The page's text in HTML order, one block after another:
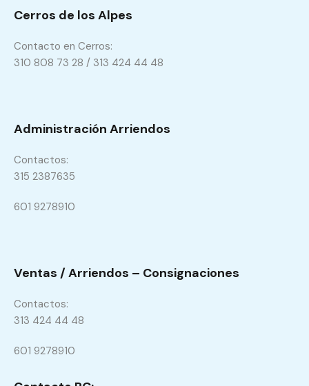
Cerros de los Alpes
Contacto en Cerros:
310 808 73 28 / 313 424 44 48
Administración Arriendos
Contactos:
315 2387635
601 9278910
Ventas / Arriendos – Consignaciones
Contactos:
313 424 44 48
601 9278910